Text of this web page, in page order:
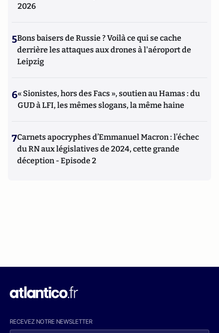
2026
5Bons baisers de Russie ? Voilà ce qui se cache
derrière les attaques aux drones à l'aéroport de
Leipzig
6« Sionistes, hors des Facs », soutien au Hamas : du
GUD à LFI, les mêmes slogans, la même haine
7Carnets apocryphes d’Emmanuel Macron : l’échec
du RN aux législatives de 2024, cette grande
déception - Episode 2
RECEVEZ NOTRE NEWSLETTER